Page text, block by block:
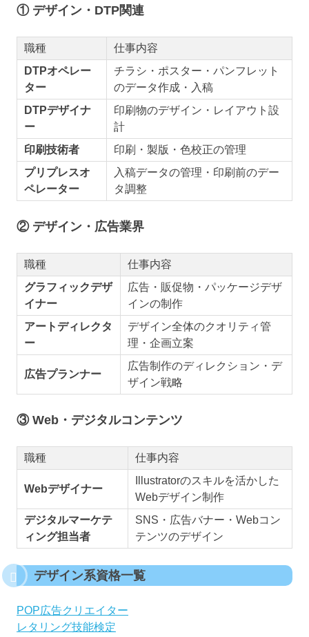
① デザイン・DTP関連
職種
仕事内容
DTPオペレー
ター
チラシ・ポスター・パンフレット
のデータ作成・入稿
DTPデザイナ
ー
印刷物のデザイン・レイアウト設
計
印刷技術者
印刷・製版・色校正の管理
プリプレスオ
ペレーター
入稿データの管理・印刷前のデー
タ調整
② デザイン・広告業界
職種
仕事内容
グラフィックデザ
イナー
広告・販促物・パッケージデザ
インの制作
アートディレクタ
ー
デザイン全体のクオリティ管
理・企画立案
広告プランナー
広告制作のディレクション・デ
ザイン戦略
③ Web・デジタルコンテンツ
職種 仕事内容
Webデザイナー
Illustratorのスキルを活かした
Webデザイン制作
デジタルマーケテ
ィング担当者
SNS・広告バナー・Webコン
テンツのデザイン
デザイン系資格一覧
POP広告クリエイター
レタリング技能検定